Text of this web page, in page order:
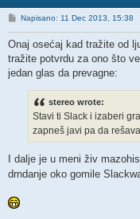
P
t
Napisano: 11 Dec 2013, 15:38
Onaj osećaj kad tražite od
tražite potvrdu za ono što
jedan glas da prevagne:
stereo wrote:
Stavi ti Slack i izaberi
zapneš javi pa da
I dalje je u meni živ
drndanje oko gomile